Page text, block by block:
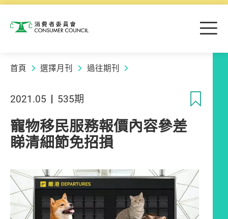
消費者委員會 目
首頁 選擇月刊 過往期刊
2021.05 535期
寵物移民服務報價內容參差
睇清細節免招損